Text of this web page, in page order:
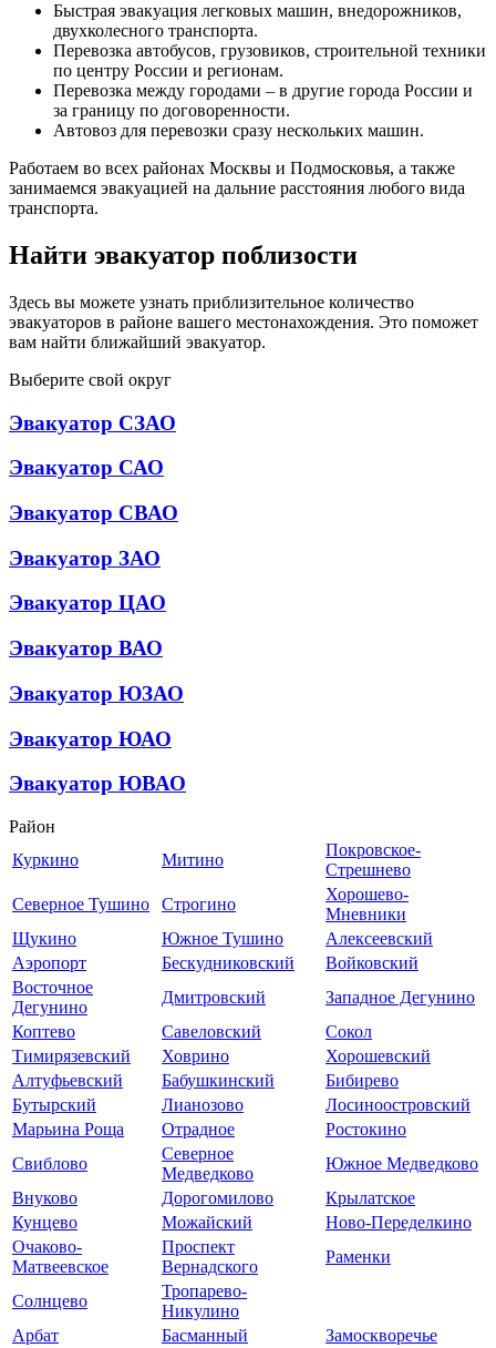
Быстрая эвакуация легковых машин, внедорожников,
двухколесного транспорта.
Перевозка автобусов, грузовиков, строительной техники
по центру России и регионам.
Перевозка между городами – в другие города России и
за границу по договоренности.
Автовоз для перевозки сразу нескольких машин.
Работаем во всех районах Москвы и Подмосковья, а также
занимаемся эвакуацией на дальние расстояния любого вида
транспорта.
Найти эвакуатор поблизости
Здесь вы можете узнать приблизительное количество
эвакуаторов в районе вашего местонахождения. Это поможет
вам найти ближайший эвакуатор.
Выберите свой округ
Эвакуатор СЗАО
Эвакуатор САО
Эвакуатор СВАО
Эвакуатор ЗАО
Эвакуатор ЦАО
Эвакуатор ВАО
Эвакуатор ЮЗАО
Эвакуатор ЮАО
Эвакуатор ЮВАО
Район
Куркино
Митино
Покровское-
Стрешнево
Северное Тушино
Строгино
Хорошево-
Мневники
Щукино
Южное Тушино
Алексеевский
Аэропорт
Бескудниковский
Войковский
Восточное
Дегунино
Дмитровский
Западное Дегунино
Коптево
Савеловский
Сокол
Тимирязевский
Ховрино
Хорошевский
Алтуфьевский
Бабушкинский
Бибирево
Бутырский
Лианозово
Лосиноостровский
Марьина Роща
Отрадное
Ростокино
Свиблово
Северное
Медведково
Южное Медведково
Внуково
Дорогомилово
Крылатское
Кунцево
Можайский
Ново-Переделкино
Очаково-
Матвеевское
Проспект
Вернадского
Раменки
Солнцево
Тропарево-
Никулино
Арбат
Басманный
Замоскворечье